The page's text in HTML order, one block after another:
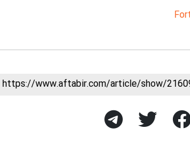
https://www.aftabir.com/article/show/